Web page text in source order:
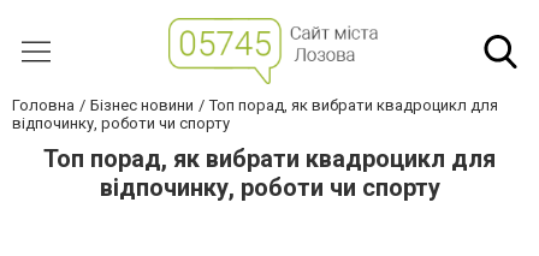
Головна Бізнес новини
Топ порад, як вибрати квадроцикл для
відпочинку, роботи чи спорту
Топ порад, як вибрати квадроцикл для
відпочинку, роботи чи спорту